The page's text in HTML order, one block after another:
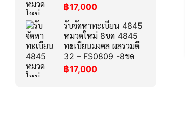
฿17,000
รับจัดหาทะเบียน 4845
หมวดใหม่ 8ขด 4845
ทะเบียนมงคล ผลรวมดี
32 – FS0809 -8ขด
฿17,000